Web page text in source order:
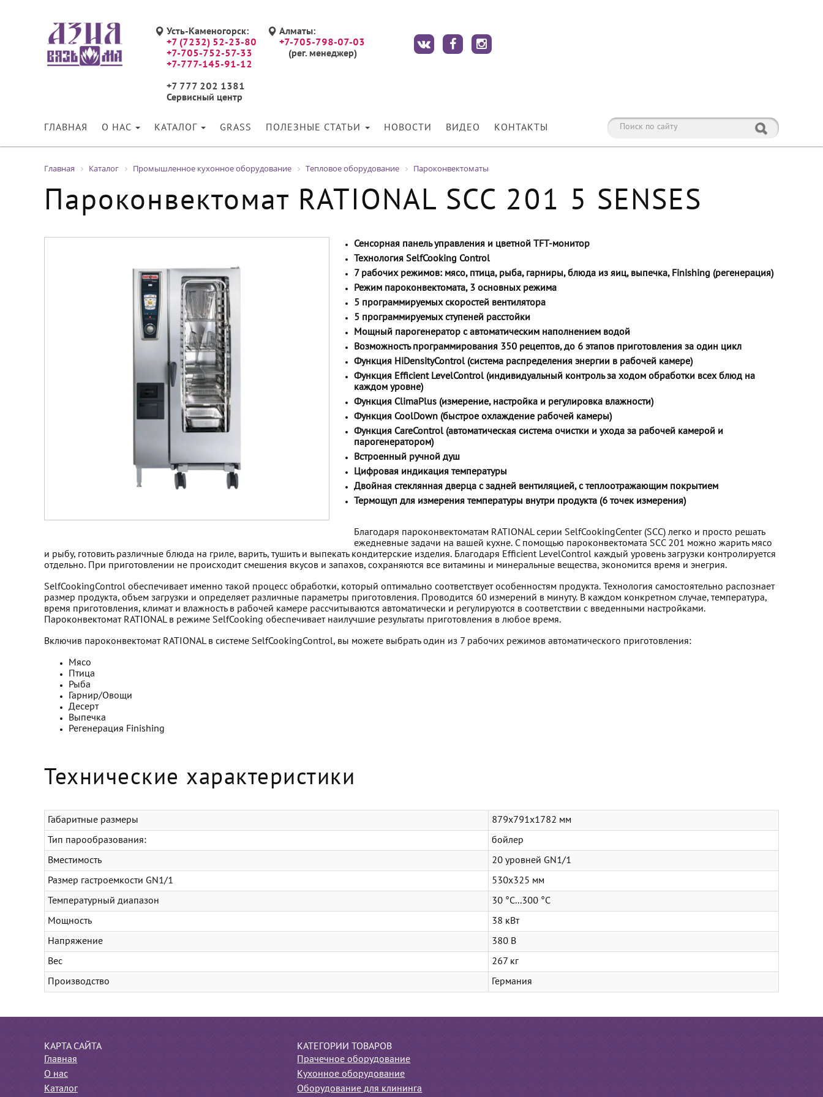
Усть-Каменогорск:
+7 (7232) 52-23-80
+7-705-752-57-33
+7-777-145-91-12
+7 777 202 1381
Сервисный центр
Алматы:
+7-705-798-07-03
(рег. менеджер)
ГЛАВНАЯ О НАС КАТАЛОГ GRASS ПОЛЕЗНЫЕ СТАТЬИ НОВОСТИ ВИДЕО КОНТАКТЫ
Главная Каталог Промышленное кухонное оборудование Тепловое оборудование Пароконвектоматы
Пароконвектомат RATIONAL SCC 201 5 SENSES
Сенсорная панель управления и цветной TFT-монитор
Технология SelfCooking Control
7 рабочих режимов: мясо, птица, рыба, гарниры, блюда из яиц, выпечка, Finishing (регенерация)
Режим пароконвектомата, 3 основных режима
5 программируемых скоростей вентилятора
5 программируемых ступеней расстойки
Мощный парогенератор с автоматическим наполнением водой
Возможность программирования 350 рецептов, до 6 этапов приготовления за один цикл
Функция HiDensityControl (система распределения энергии в рабочей камере)
Функция Efficient LevelControl (индивидуальный контроль за ходом обработки всех блюд на
каждом уровне)
Функция ClimaPlus (измерение, настройка и регулировка влажности)
Функция CoolDown (быстрое охлаждение рабочей камеры)
Функция CareControl (автоматическая система очистки и ухода за рабочей камерой и
парогенератором)
Встроенный ручной душ
Цифровая индикация температуры
Двойная стеклянная дверца с задней вентиляцией, с теплоотражающим покрытием
Термощуп для измерения температуры внутри продукта (6 точек измерения)
Благодаря пароконвектоматам RATIONAL серии SеlfCookingCenter (SCC) легко и просто решать
ежедневные задачи на вашей кухне. С помощью пароконвектомата SCC 201 можно жарить мясо
и рыбу, готовить различные блюда на гриле, варить, тушить и выпекать кондитерские изделия. Благодаря Efficient LevelControl каждый уровень загрузки контролируется
отдельно. При приготовлении не происходит смешения вкусов и запахов, сохраняются все витамины и минеральные вещества, экономится время и энегрия.
SelfCookingControl обеспечивает именно такой процесс обработки, который оптимально соответствует особенностям продукта. Технология самостоятельно распознает
размер продукта, объем загрузки и определяет различные параметры приготовления. Проводится 60 измерений в минуту. В каждом конкретном случае, температура,
время приготовления, климат и влажность в рабочей камере рассчитываются автоматически и регулируются в соответствии с введенными настройками.
Пароконвектомат RATIONAL в режиме SеlfCooking обеспечивает наилучшие результаты приготовления в любое время.
Включив пароконвектомат RATIONAL в системе SelfCookingControl, вы можете выбрать один из 7 рабочих режимов автоматического приготовления:
Мясо
Птица
Рыба
Гарнир/Овощи
Десерт
Выпечка
Регенерация Finishing
Технические характеристики
Габаритные размеры 879x791x1782 мм
Тип парообразования: бойлер
Вместимость 20 уровней GN1/1
Размер гастроемкости GN1/1 530х325 мм
Температурный диапазон 30 °C...300 °C
Мощность 38 кВт
Напряжение 380 В
Вес 267 кг
Производство Германия
КАРТА САЙТА
Главная
О нас
Каталог
КАТЕГОРИИ ТОВАРОВ
Прачечное оборудование
Кухонное оборудование
Оборудование для клининга